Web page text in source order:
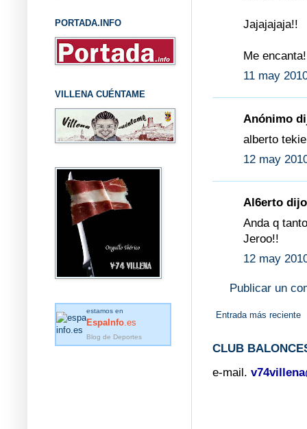
Jajajajaja!!
Me
11 may
Anónimo
alberto
12 may
Al6erto
Anda q
Jeroo!!
12 may
Publicar un
Entrada más reciente
CLUB
e-mail.
PORTADA.INFO
VILLENA CUÉNTAME
estamos en
EspaInfo .es
Blog de Deportes